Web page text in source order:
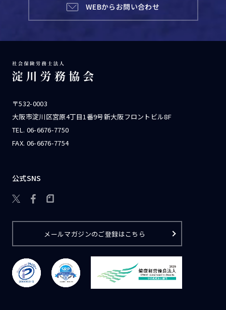
WEBからお問い合わせ
〒532-0003
大阪市淀川区宮原4丁目1番9号新大阪フロントビル8F
TEL. 06-6676-7750
FAX. 06-6676-7754
公式SNS

メールマガジンのご登録はこちら